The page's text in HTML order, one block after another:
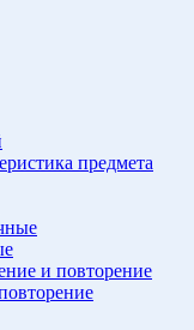
предмета
и повторение